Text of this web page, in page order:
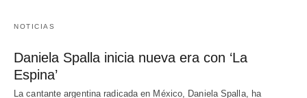
NOTICIAS
Daniela Spalla inicia nueva era con ‘La
Espina’
La cantante argentina radicada en México, Daniela Spalla, ha